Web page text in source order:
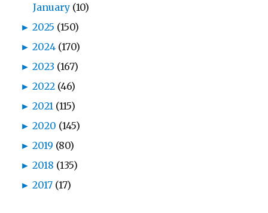
January (10)
► 2025 (150)
► 2024 (170)
► 2023 (167)
► 2022 (46)
► 2021 (115)
► 2020 (145)
► 2019 (80)
► 2018 (135)
► 2017 (17)